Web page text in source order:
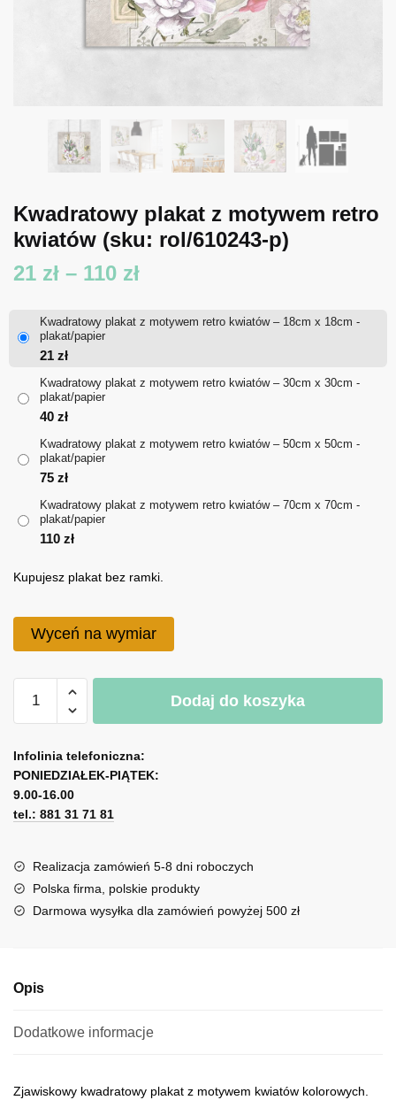
Kwadratowy plakat z motywem retro
kwiatów (sku: rol/610243-p)
21 zł – 110 złZakres
21 zł
110 zł
Kwadratowy plakat z motywem retro kwiatów – 18cm x 18cm -
plakat/papier
21 zł
Kwadratowy plakat z motywem retro kwiatów – 30cm x 30cm -
plakat/papier
40 zł
Kwadratowy plakat z motywem retro kwiatów – 50cm x 50cm -
plakat/papier
75 zł
Kwadratowy plakat z motywem retro kwiatów – 70cm x 70cm -
plakat/papier
110 zł
Kupujesz plakat bez ramki.
Wyceń na wymiar
Kwadratowy
z
motywem
retro
kwiatów
Dodaj do koszyka
l
t
e
r
a
t
i
Infolinia telefoniczna:
PONIEDZIAŁEK-PIĄTEK:
9.00-16.00
tel.: 881 31 71 81
Realizacja zamówień 5-8 dni roboczych
Polska firma, polskie produkty
Darmowa wysyłka dla zamówień powyżej 500 zł
Opis
Dodatkowe informacje
Zjawiskowy kwadratowy plakat z motywem kwiatów kolorowych.